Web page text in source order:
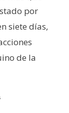
por
siete días,
de la